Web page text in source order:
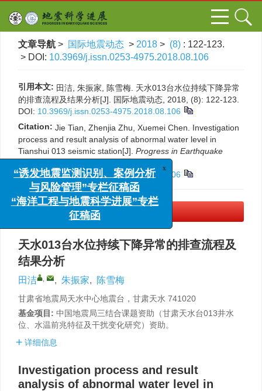
文章导航 > 国际地震动态 > 2018 > (8) : 122-123.
> DOI: 10.3969/j.issn.0253-4975.2018.08.106
引用本文: 田洁, 朱振家, 陈雪梅. 天水013台水位持续下降异常
的排查流程及结果分析[J]. 国际地震动态, 2018, (8): 122-123.
DOI: 10.3969/j.issn.0253-4975.2018.08.106
Citation: Jie Tian, Zhenjia Zhu, Xuemei Chen. Investigation
process and result analysis of abnormal water level in
Tianshui 013 seismic station[J]. Progress in Earthquake
DOI:10.3969/j.issn.0253-4975.2018.08.106
天水013台水位持续下降异常的排查流程及
结果分析
田洁 , , 朱振家, 陈雪梅
甘肃省地震局天水中心地震台，甘肃天水 741020
基金项目: 中国地震局三结合课题资助（甘肃天水台013井水
位、水温前兆特征及干扰变化研究）资助。
详细信息
Investigation process and result
analysis of abnormal water level in
x
“诱发地震监测识别、案例分析
与风险管理”专栏征稿函
“海洋工程与地震科学进展”专栏
征稿函